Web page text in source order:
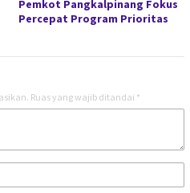
Pemkot Pangkalpinang Fokus
Percepat Program Prioritas
Ruas yang wajib ditandai *